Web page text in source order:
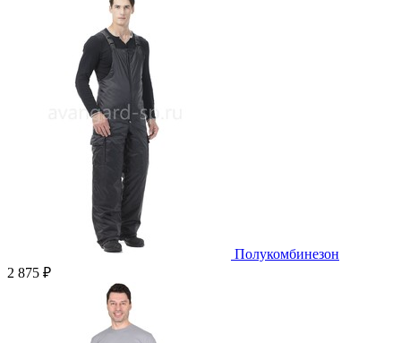
Полукомбинезон
2 875 ₽